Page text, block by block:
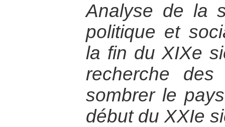
Analyse de la
politique et
la fin du XIXe
recherche
sombrer le
début du XXIe